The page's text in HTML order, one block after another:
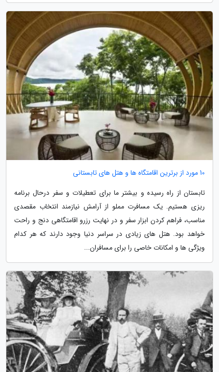
10 مورد از برترین اقامتگاه ها و هتل های تابستانی
تابستان از راه رسیده و بیشتر ما برای تعطیلات و سفر درحال برنامه
ریزی هستیم. یک مسافرت مملو از آرامش نیازمند انتخاب مقصدی
مناسب، فراهم کردن ابزار سفر و در نهایت رزرو اقامتگاهی دنج و راحت
خواهد بود. هتل های زیادی در سراسر دنیا وجود دارند که هر کدام
ویژگی ها و امکانات خاصی را برای مسافران...